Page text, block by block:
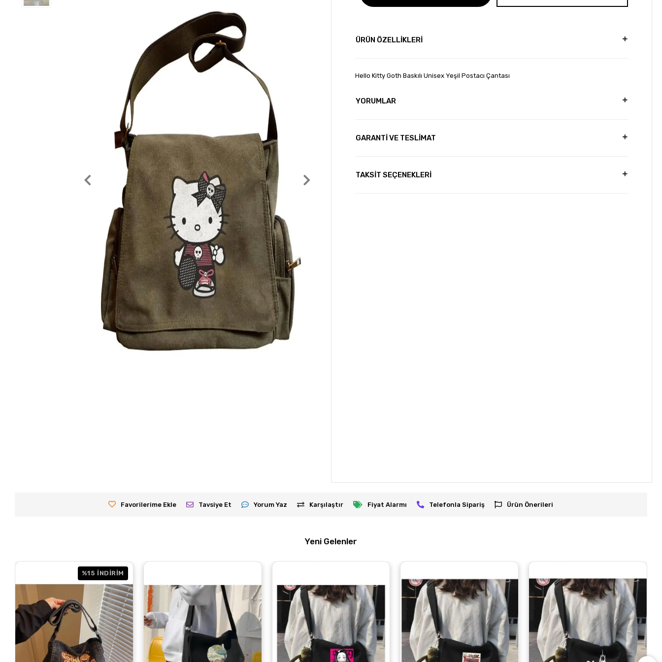
ÜRÜN ÖZELLİKLERİ
Hello Kitty Goth Baskılı Unisex Yeşil Postacı Çantası
YORUMLAR
GARANTİ VE TESLİMAT
TAKSİT SEÇENEKLERİ
Favorilerime Ekle Tavsiye Et Yorum Yaz Karşılaştır Fiyat Alarmı Telefonla Sipariş Ürün Önerileri
Yeni Gelenler
%15 İNDİRİM